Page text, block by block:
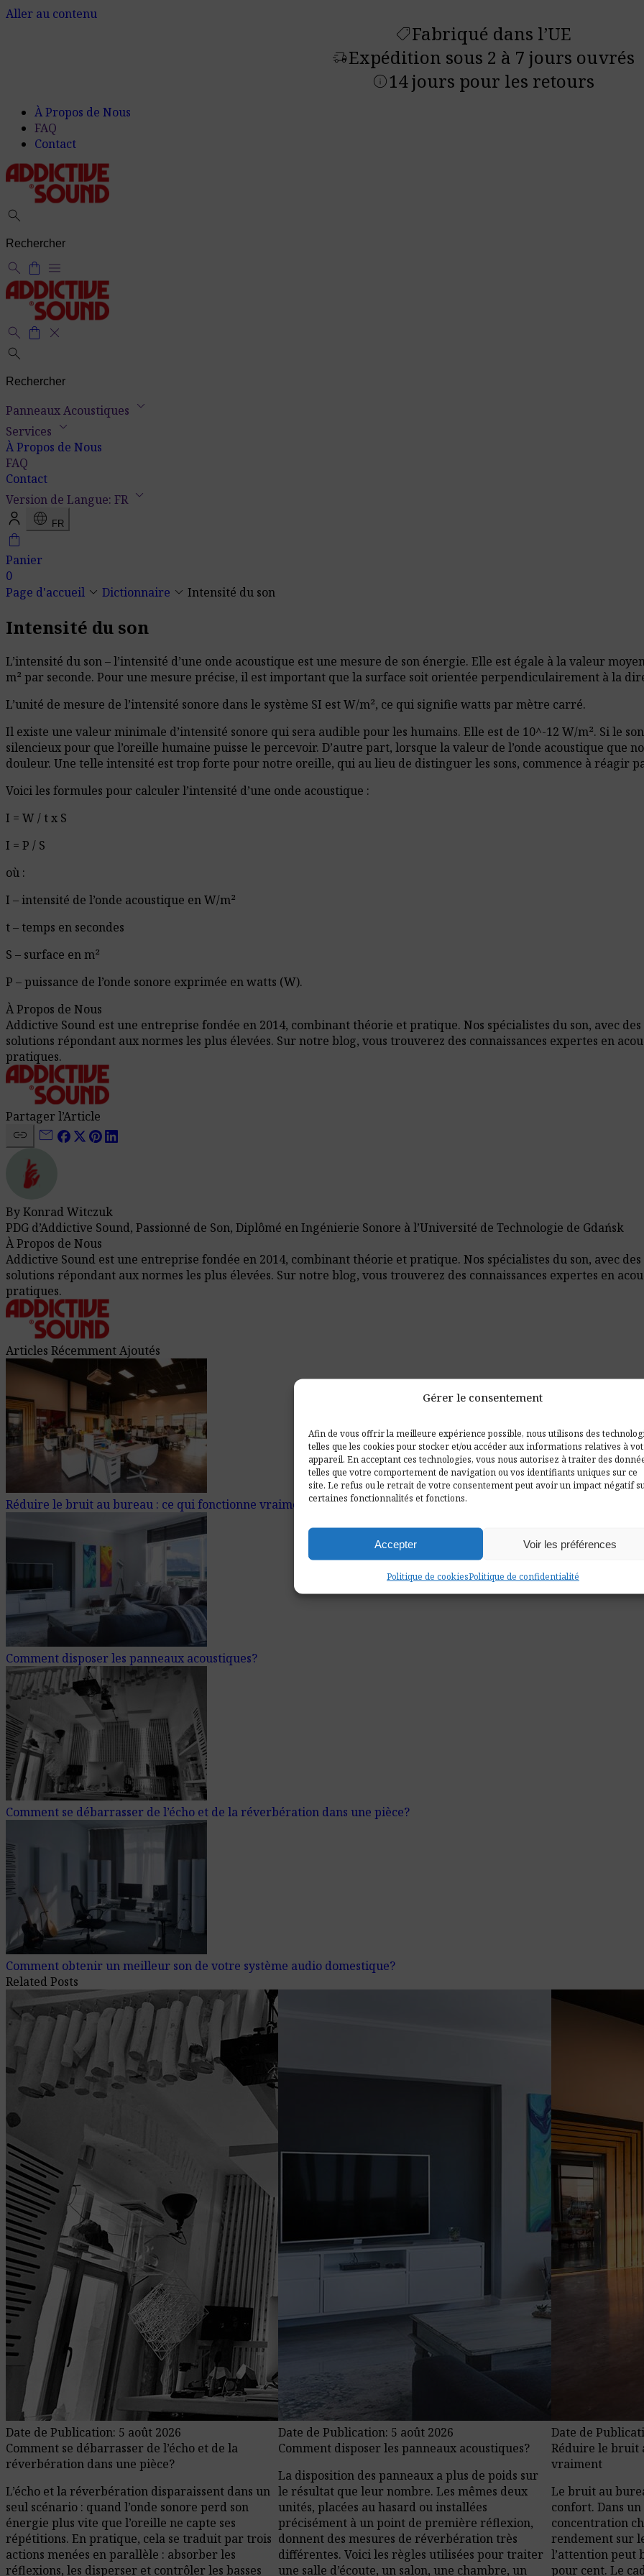
Gérer le consentement
Afin de vous offrir la meilleure expérience possible, nous utilisons des
telles que les cookies pour stocker et/ou accéder aux informations relatives à
appareil. En acceptant ces technologies, vous nous autorisez à traiter des
telles que votre comportement de navigation ou vos identifiants uniques sur ce
site. Le refus ou le retrait de votre consentement peut avoir un impact négatif
certaines fonctionnalités et fonctions.
Accepter Voir les préférences
Politique de cookiesPolitique de confidentialité
Aller au contenu
shoppingmodeFabriqué dans l’UE
delivery_truck_speedExpédition sous 2 à 7 jours ouvrés
info14 jours pour les retours
À Propos de Nous
FAQ
Contact
search
search shopping_bag menu
search shopping_bag close
search
Panneaux Acoustiques keyboard_arrow_down
Services keyboard_arrow_down
À Propos de Nous
FAQ
Contact
Version de Langue: FR keyboard_arrow_down
language FR
shopping_bag
Panier
0
Page d'accueil keyboard_arrow_down Dictionnaire keyboard_arrow_down Intensité du son
Intensité du son
L’intensité du son – l’intensité d’une onde acoustique est une mesure de son énergie. Elle est égale à la valeur
m² par seconde. Pour une mesure précise, il est important que la surface soit orientée perpendiculairement à la
L’unité de mesure de l’intensité sonore dans le système SI est W/m², ce qui signifie watts par mètre carré.
Il existe une valeur minimale d’intensité sonore qui sera audible pour les humains. Elle est de 10^-12 W/m². Si le
silencieux pour que l’oreille humaine puisse le percevoir. D’autre part, lorsque la valeur de l’onde acoustique que
douleur. Une telle intensité est trop forte pour notre oreille, qui au lieu de distinguer les sons, commence à réagir
Voici les formules pour calculer l’intensité d’une onde acoustique :
I = W / t x S
I = P / S
où :
I – intensité de l’onde acoustique en W/m²
t – temps en secondes
S – surface en m²
P – puissance de l’onde sonore exprimée en watts (W).
À Propos de Nous
Addictive Sound est une entreprise fondée en 2014, combinant théorie et pratique. Nos spécialistes du son, avec
solutions répondant aux normes les plus élevées. Sur notre blog, vous trouverez des connaissances expertes en
pratiques.
Partager l’Article
link mail
By Konrad Witczuk
PDG d’Addictive Sound, Passionné de Son, Diplômé en Ingénierie Sonore à l’Université de Technologie de Gdańsk
À Propos de Nous
Addictive Sound est une entreprise fondée en 2014, combinant théorie et pratique. Nos spécialistes du son, avec
solutions répondant aux normes les plus élevées. Sur notre blog, vous trouverez des connaissances expertes en
pratiques.
Articles Récemment Ajoutés
Réduire le bruit au bureau : ce qui fonctionne vraiment
Comment disposer les panneaux acoustiques?
Comment se débarrasser de l’écho et de la réverbération dans une pièce?
Comment obtenir un meilleur son de votre système audio domestique?
Related Posts
Date de Publication: 5 août 2026
Comment se débarrasser de l’écho et de la
réverbération dans une pièce?
L’écho et la réverbération disparaissent dans un
seul scénario : quand l’onde sonore perd son
énergie plus vite que l’oreille ne capte ses
répétitions. En pratique, cela se traduit par trois
actions menées en parallèle : absorber les
réflexions, les disperser et contrôler les basses
Date de Publication: 5 août 2026
Comment disposer les panneaux acoustiques?
La disposition des panneaux a plus de poids sur
le résultat que leur nombre. Les mêmes deux
unités, placées au hasard ou installées
précisément à un point de première réflexion,
donnent des mesures de réverbération très
différentes. Voici les règles utilisées pour traiter
une salle d’écoute, un salon, une chambre, un
Date de
Réduire le bruit
vraiment
Le bruit au
confort. Dans
concentration
rendement sur
l’attention peut
pour cent. Le